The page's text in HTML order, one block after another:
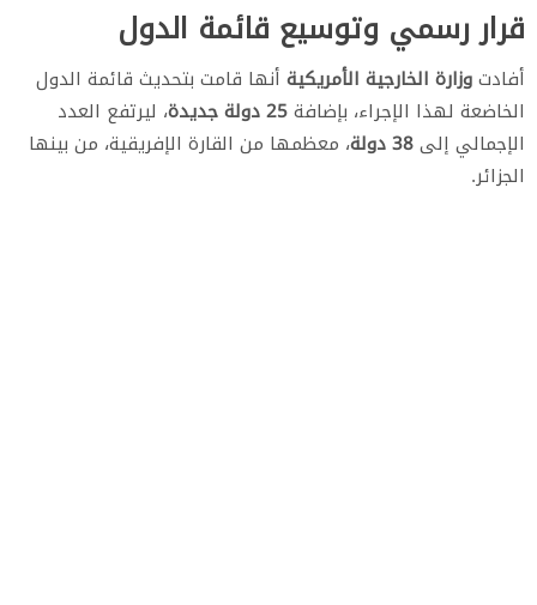
قرار رسمي وتوسيع قائمة الدول
أفادتوزارة الخارجية الأمريكية أنها قامت بتحديث قائمة الدول
الخاضعة لهذا الإجراء، بإضافة25 دولة جديدة
، ليرتفع العدد
الإجمالي إلى38 دولة
، معظمها من القارة الإفريقية، من بينها
الجزائر.